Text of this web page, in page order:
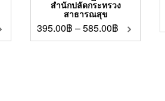
สำนักปลัดกระทรวง
สาธารณสุข
395.00฿ –585.00฿